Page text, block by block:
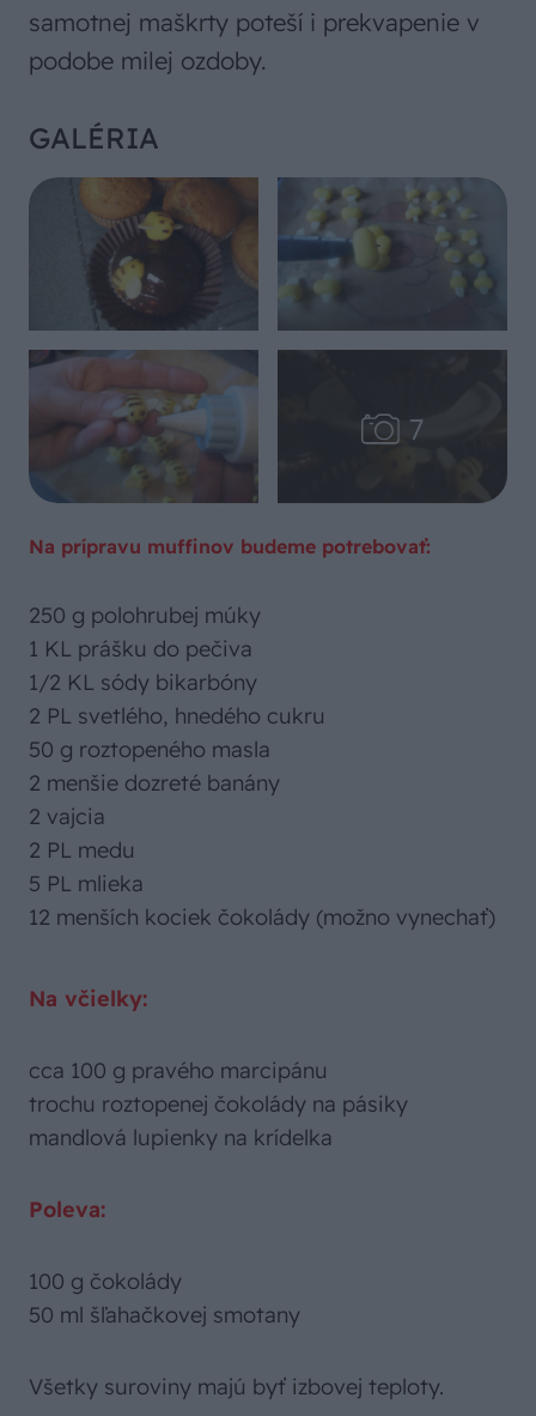
samotnej maškrty poteší i prekvapenie v
podobe milej ozdoby.
GALÉRIA
Na prípravu muffinov budeme potrebovať:
250 g polohrubej múky
1 KL prášku do pečiva
1/2 KL sódy bikarbóny
2 PL svetlého, hnedého cukru
50 g roztopeného masla
2 menšie dozreté banány
2 vajcia
2 PL medu
5 PL mlieka
12 menších kociek čokolády (možno vynechať)
Na včielky:
cca 100 g pravého marcipánu
trochu roztopenej čokolády na pásiky
mandlová lupienky na krídelka
Poleva:
100 g čokolády
50 ml šľahačkovej smotany
Všetky suroviny majú byť izbovej teploty.